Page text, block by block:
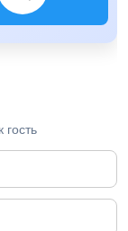
гость